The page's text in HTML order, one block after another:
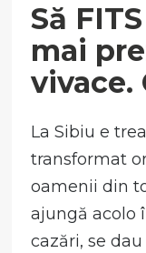
Să
mai
vivace.
La Sibiu e
transformat
oamenii din
ajungă acolo
cazări, se